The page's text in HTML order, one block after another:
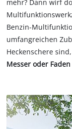
mehr? Dann wirf
Benzin-
umfangreichen
Heckenschere
Messer oder Faden